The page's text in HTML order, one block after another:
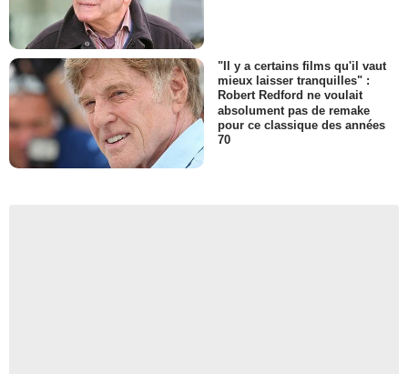
"Il y a certains films qu'il vaut
mieux laisser tranquilles" :
Robert Redford ne voulait
absolument pas de remake
pour ce classique des années
70